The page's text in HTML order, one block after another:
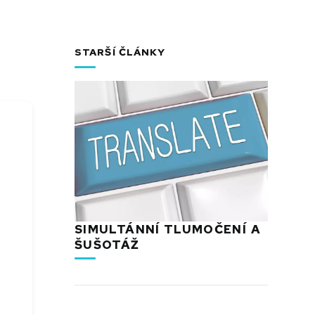
STARŠÍ ČLÁNKY
SIMULTÁNNÍ TLUMOČENÍ A
ŠUŠOTÁŽ